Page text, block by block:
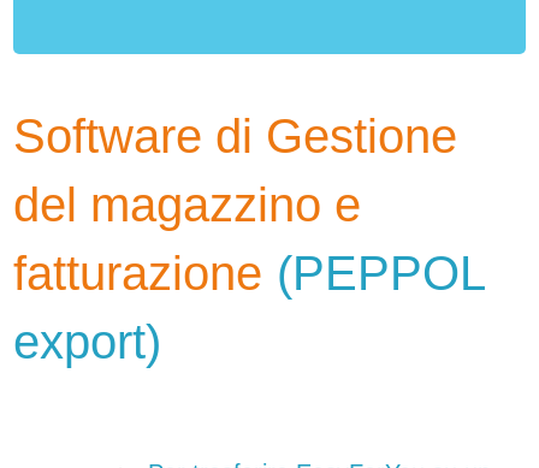
Software di Gestione
del magazzino e
fatturazione (PEPPOL
export)